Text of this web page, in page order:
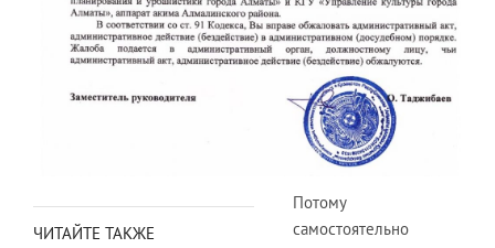
ЧИТАЙТЕ ТАКЖЕ
Потому
самостоятельно